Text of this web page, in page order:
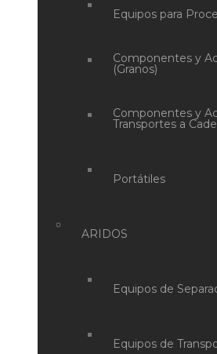
Equipos para
Componentes y
(Granos)
Componentes y
Transportes a
Portátiles
ARIDOS
Equipos de
Equipos de